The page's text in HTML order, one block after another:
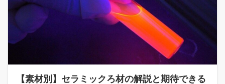
【素材別】セラミックろ材の解説と期待できる